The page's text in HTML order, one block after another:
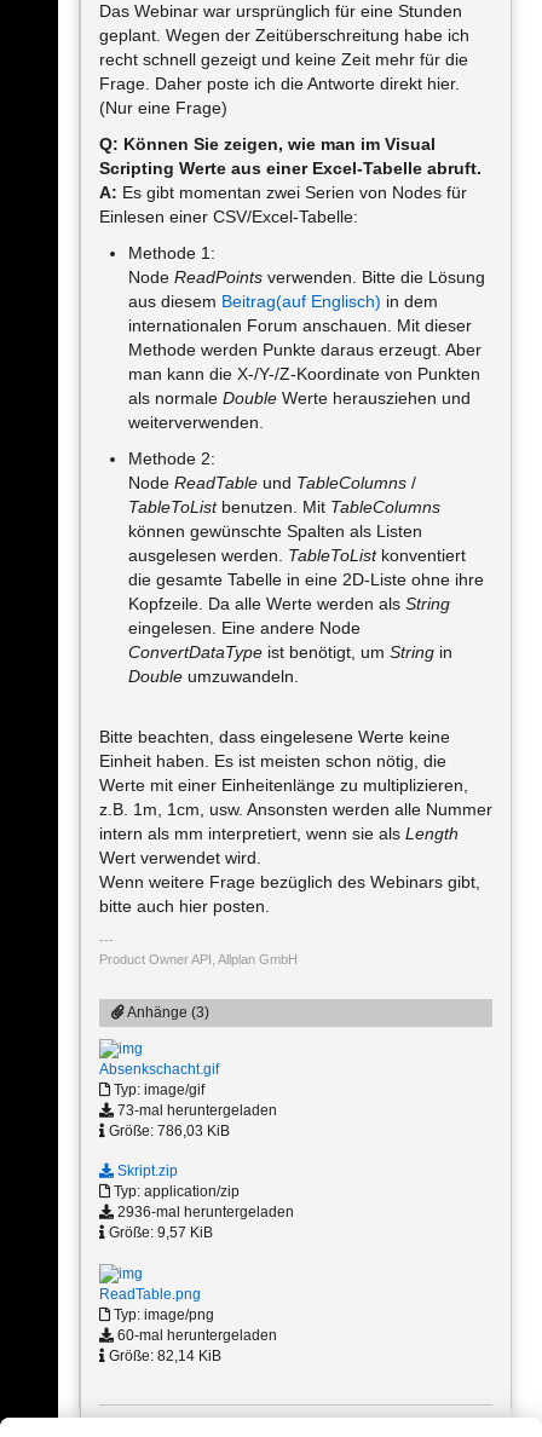
Das Webinar war ursprünglich für eine Stunden
geplant. Wegen der Zeitüberschreitung habe ich
recht schnell gezeigt und keine Zeit mehr für die
Frage. Daher poste ich die Antworte direkt hier.
(Nur eine Frage)
Q: Können Sie zeigen, wie man im Visual
Scripting Werte aus einer Excel-Tabelle abruft.
A: Es gibt momentan zwei Serien von Nodes für
Einlesen einer CSV/Excel-Tabelle:
Methode 1:
Node ReadPoints verwenden. Bitte die Lösung
aus diesem Beitrag(auf Englisch) in dem
internationalen Forum anschauen. Mit dieser
Methode werden Punkte daraus erzeugt. Aber
man kann die X-/Y-/Z-Koordinate von Punkten
als normale Double Werte herausziehen und
weiterverwenden.
Methode 2:
Node ReadTable und TableColumns /
TableToListbenutzen. Mit TableColumns
können gewünschte Spalten als Listen
ausgelesen werden. TableToListkonventiert
die gesamte Tabelle in eine 2D-Liste ohne ihre
Kopfzeile. Da alle Werte werden als String
eingelesen. Eine andere Node
ConvertDataType ist benötigt, um String in
Double umzuwandeln.
Bitte beachten, dass eingelesene Werte keine
Einheit haben. Es ist meisten schon nötig, die
Werte mit einer Einheitenlänge zu multiplizieren,
z.B. 1m, 1cm, usw. Ansonsten werden alle Nummer
intern als mm interpretiert, wenn sie als Length
Wert verwendet wird.
Wenn weitere Frage bezüglich des Webinars gibt,
bitte auch hier posten.
Product Owner API, Allplan GmbH
Anhänge (3)
Absenkschacht.gif
Typ: image/gif
73-mal heruntergeladen
Größe: 786,03 KiB
Skript.zip
Typ: application/zip
2936-mal heruntergeladen
Größe: 9,57 KiB
ReadTable.png
Typ: image/png
60-mal heruntergeladen
Größe: 82,14 KiB